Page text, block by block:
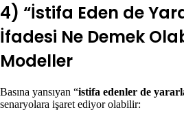
4) “İstifa Eden de
İfadesi Ne Demek
Modeller
Basına yansıyan “istifa edenler de
senaryolara işaret ediyor olabilir: